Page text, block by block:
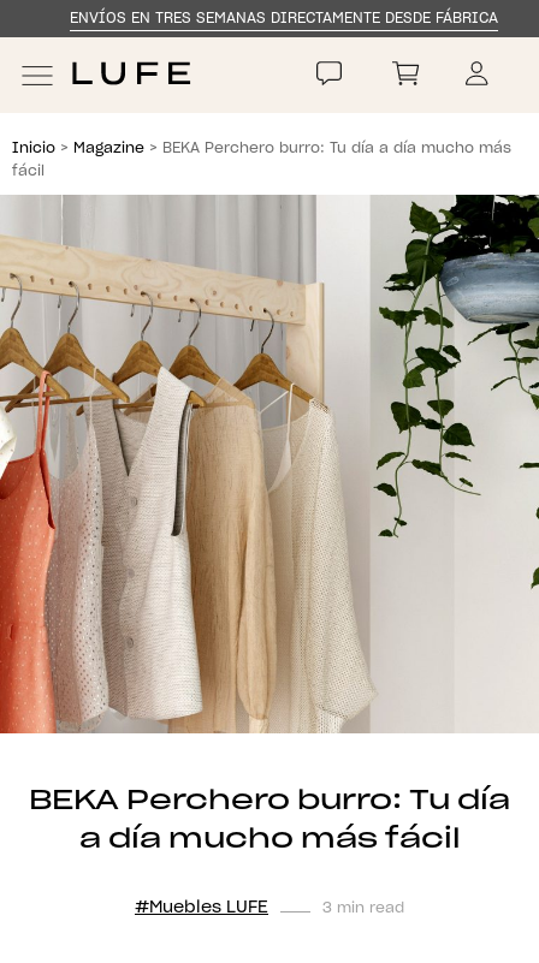
ENVÍOS EN TRES SEMANAS DIRECTAMENTE DESDE FÁBRICA
Inicio > Magazine > BEKA Perchero burro: Tu día a día mucho más
fácil
BEKA Perchero burro: Tu día
a día mucho más fácil
#Muebles LUFE 3 min read